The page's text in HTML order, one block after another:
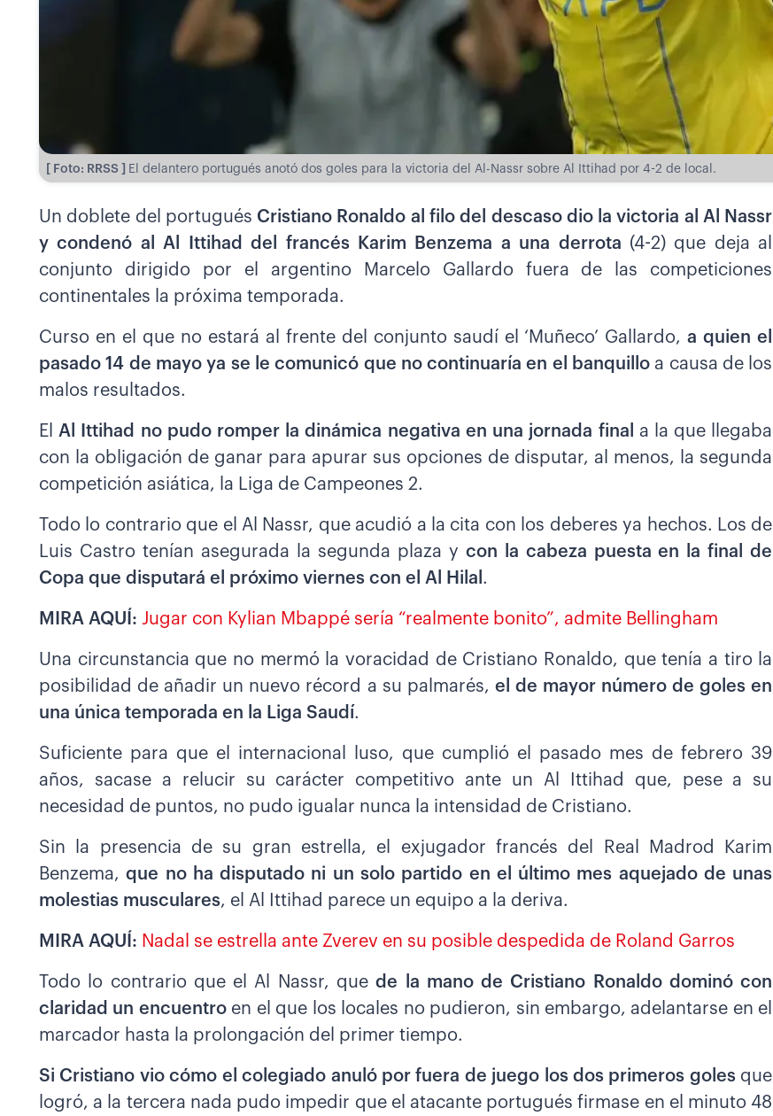
[ Foto: RRSS ] El delantero portugués anotó dos goles para la victoria del Al-Nassr sobre Al Ittihad por 4-2 de local.
Un doblete del portugués Cristiano Ronaldo al filo del descaso dio la victoria al Al Nassr
y condenó al Al Ittihad del francés Karim Benzema a una derrota (4-2) que deja al
conjunto dirigido por el argentino Marcelo Gallardo fuera de las competiciones
continentales la próxima temporada.
Curso en el que no estará al frente del conjunto saudí el ‘Muñeco’ Gallardo,a quien el
pasado 14 de mayo ya se le comunicó que no continuaría en el banquillo a causa de los
malos resultados.
El Al Ittihad no pudo romper la dinámica negativa en una jornada final a la que llegaba
con la obligación de ganar para apurar sus opciones de disputar, al menos, la segunda
competición asiática, la Liga de Campeones 2.
Todo lo contrario que el Al Nassr, que acudió a la cita con los deberes ya hechos. Los de
Luis Castro tenían asegurada la segunda plaza y con la cabeza puesta en la final de
Copa que disputará el próximo viernes con el Al Hilal .
MIRA AQUÍ: Jugar con Kylian Mbappé sería “realmente bonito”, admite Bellingham
Una circunstancia que no mermó la voracidad de Cristiano Ronaldo, que tenía a tiro la
posibilidad de añadir un nuevo récord a su palmarés, el de mayor número de goles en
una única temporada en la Liga Saudí.
Suficiente para que el internacional luso, que cumplió el pasado mes de febrero 39
años, sacase a relucir su carácter competitivo ante un Al Ittihad que, pese a su
necesidad de puntos, no pudo igualar nunca la intensidad de Cristiano.
Sin la presencia de su gran estrella, el exjugador francés del Real Madrod Karim
Benzema,que no ha disputado ni un solo partido en el último mes aquejado de unas
molestias musculares, el Al Ittihad parece un equipo a la deriva.
MIRA AQUÍ: Nadal se estrella ante Zverev en su posible despedida de Roland Garros
Todo lo contrario que el Al Nassr, quede la mano de Cristiano Ronaldo dominó con
claridad un encuentro en el que los locales no pudieron, sin embargo, adelantarse en el
marcador hasta la prolongación del primer tiempo.
Si Cristiano vio cómo el colegiado anuló por fuera de juego los dos primeros golesque
logró, a la tercera nada pudo impedir que el atacante portugués firmase en el minuto 48